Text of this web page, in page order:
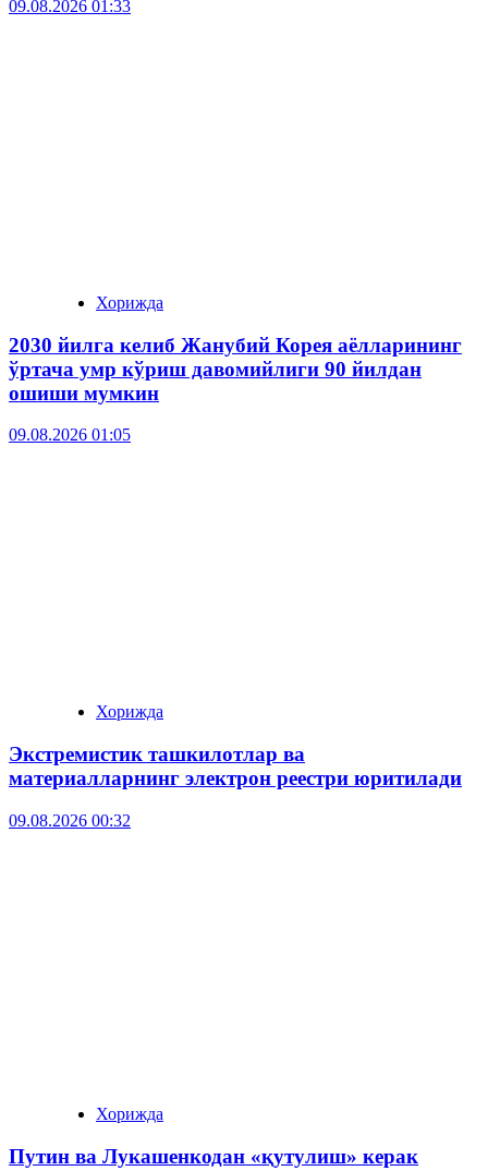
09.08.2026 01:33
Хорижда
2030 йилга келиб Жанубий Корея аёлларининг
ўртача умр кўриш давомийлиги 90 йилдан
ошиши мумкин
09.08.2026 01:05
Хорижда
Экстремистик ташкилотлар ва
материалларнинг электрон реестри юритилади
09.08.2026 00:32
Хорижда
Путин ва Лукашенкодан «қутулиш» керак